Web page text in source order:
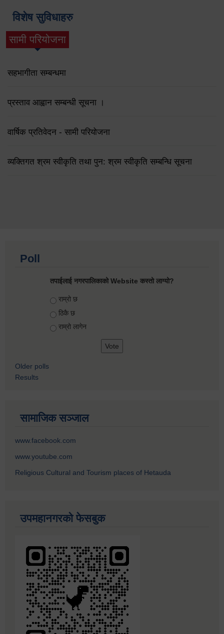
विशेष सुविधाहरु
सामी परियोजना
(active tab)
सहभागीता सम्बन्धमा
प्रस्ताव आह्वान सम्बन्धी सूचना ।
वार्षिक प्रतिवेदन - सामी परियोजना
व्यक्तिगत श्रम स्वीकृति तथा पुन: श्रम स्वीकृति सम्बन्धि सूचना
Poll
तपाईलाई नगरपालिकाको Website कस्तो लाग्यो?
Choices
राम्रो छ
ठिकै छ
राम्रो लागेन
Older polls
Results
सामाजिक सञ्जाल
www.facebook.com
www.youtube.com
Religious Cultural and Tourism places of Hetauda
उपमहानगरको फेसबुक